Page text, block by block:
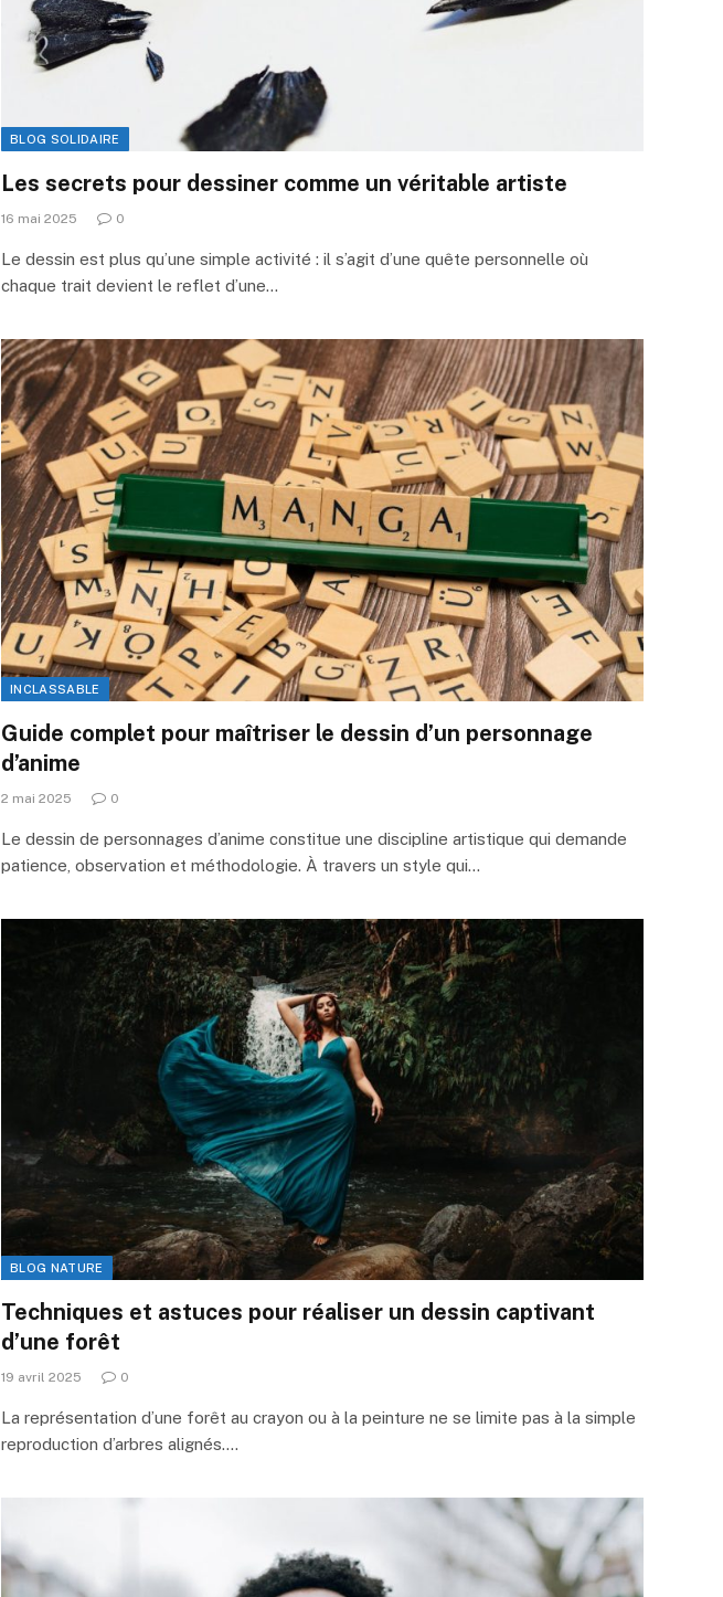
BLOG SOLIDAIRE
Les secrets pour dessiner comme un véritable artiste
16 mai 2025 0
Le dessin est plus qu’une simple activité : il s’agit d’une quête personnelle où
chaque trait devient le reflet d’une…
INCLASSABLE
Guide complet pour maîtriser le dessin d’un personnage
d’anime
2 mai 2025 0
Le dessin de personnages d’anime constitue une discipline artistique qui demande
patience, observation et méthodologie. À travers un style qui…
BLOG NATURE
Techniques et astuces pour réaliser un dessin captivant
d’une forêt
19 avril 2025 0
La représentation d’une forêt au crayon ou à la peinture ne se limite pas à la simple
reproduction d’arbres alignés.…